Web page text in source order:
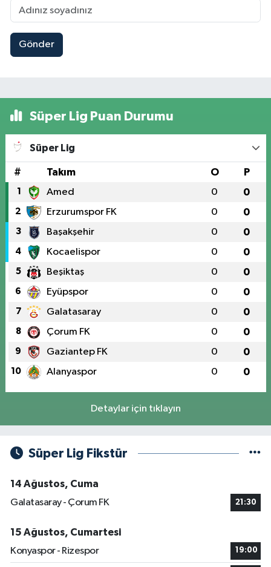
Gönder
Süper Lig Puan Durumu
Süper Lig
# Takım O P
1 Amed 0 0
2 Erzurumspor FK 0 0
3 Başakşehir 0 0
4 Kocaelispor 0 0
5 Beşiktaş 0 0
6 Eyüpspor 0 0
7 Galatasaray 0 0
8 Çorum FK 0 0
9 Gaziantep FK 0 0
10 Alanyaspor 0 0
Detaylar için tıklayın
Süper Lig Fikstür
14 Ağustos, Cuma
Galatasaray - Çorum FK
21:30
15 Ağustos, Cumartesi
Konyaspor - Rizespor
19:00